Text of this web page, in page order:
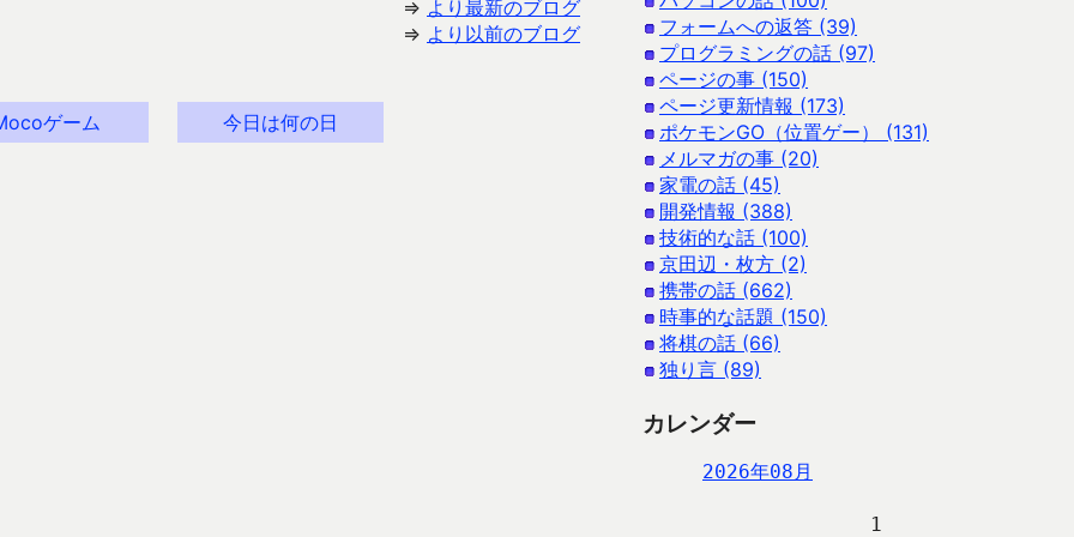
⇒ より最新のブログ
⇒ より以前のブログ
ゲーム 今日は何の日
フォームへの返答 (39)
プログラミングの話 (97)
ページの事 (150)
ページ更新情報 (173)
ポケモンGO（位置ゲー） (131)
メルマガの事 (20)
家電の話 (45)
開発情報 (388)
技術的な話 (100)
京田辺・枚方 (2)
携帯の話 (662)
時事的な話題 (150)
将棋の話 (66)
独り言 (89)
カレンダー
2026年08月
                   1